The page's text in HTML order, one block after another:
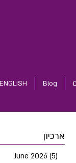
Blog
ENGLISH
ארכיון
June 2026 (5)